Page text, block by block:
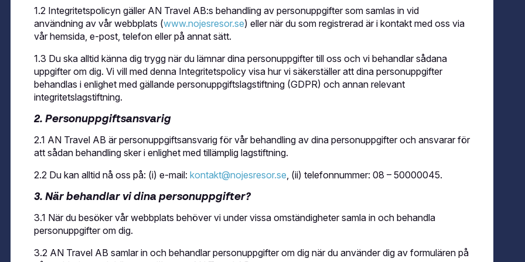
karaktärer med skarp humor, högt tempo och precision. Sandy och Danny spelas av Lovisa Bengtsson och
unga människor som försöker hitta sig själva, varandra och sin plats i gemenskapen. En berättelse om kärlek,
och modet att våga vara den man är – lika relevant idag som när Grease först såg dagens ljus. Medverkar gör
Pia Tärnström, Vanja Engström, Arantxa Alvarez, Anna Mannheimer, Nils Reinholtz och Emil Henrohn tillsammans
av Nils-Petter Ankarblom. Denna uppsättning är en uppdaterad tolkning – snabbare, snyggare och mer visuell –
för originalet. Resultatet är en musikal som förenar nostalgi med nutid och levererar storslagen underhållning.
är den ultimata feelgood-upplevelsen – perfekt för en kväll med vänner, en dejt, kollegor eller familjen. En
generationer som lämnar publiken euforisk. Det här är Grease The Musical. Precis som du minns den. Fast
är skrivet av Jim Jacobs och Warren Casey Föreställningen produceras av 2Entertain och Vicky
Hos oss bokar du enkelt ditt hotellpaket med biljetter och boende till musikalen!
1.2 Integritetspolicyn gäller AN Travel AB:s behandling av personuppgifter som samlas in vid
användning av vår webbplats (www.nojesresor.se) eller när du som registrerad är i kontakt med oss via
vår hemsida, e-post, telefon eller på annat sätt.
1.3 Du ska alltid känna dig trygg när du lämnar dina personuppgifter till oss och vi behandlar sådana
uppgifter om dig. Vi vill med denna Integritetspolicy visa hur vi säkerställer att dina personuppgifter
behandlas i enlighet med gällande personuppgiftslagstiftning (GDPR) och annan relevant
integritetslagstiftning.
2. Personuppgiftsansvarig
2.1 AN Travel AB är personuppgiftsansvarig för vår behandling av dina personuppgifter och ansvarar för
att sådan behandling sker i enlighet med tillämplig lagstiftning.
2.2 Du kan alltid nå oss på: (i) e-mail: kontakt@nojesresor.se, (ii) telefonnummer: 08 – 50000045.
3. När behandlar vi dina personuppgifter?
3.1 När du besöker vår webbplats behöver vi under vissa omständigheter samla in och behandla
personuppgifter om dig.
3.2 AN Travel AB samlar in och behandlar personuppgifter om dig när du använder dig av formulären på